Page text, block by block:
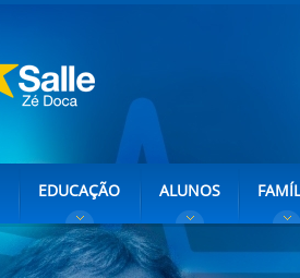
EDUCAÇÃO ALUNOS